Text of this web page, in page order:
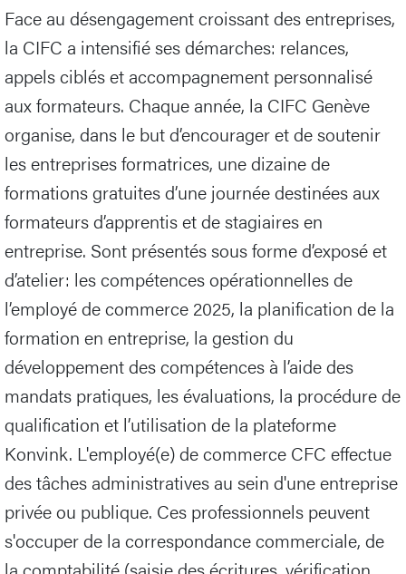
Face au désengagement croissant des entreprises,
la CIFC a intensifié ses démarches: relances,
appels ciblés et accompagnement personnalisé
aux formateurs. Chaque année, la CIFC Genève
organise, dans le but d’encourager et de soutenir
les entreprises formatrices, une dizaine de
formations gratuites d’une journée destinées aux
formateurs d’apprentis et de stagiaires en
entreprise. Sont présentés sous forme d’exposé et
d’atelier: les compétences opérationnelles de
l’employé de commerce 2025, la planification de la
formation en entreprise, la gestion du
développement des compétences à l’aide des
mandats pratiques, les évaluations, la procédure de
qualification et l’utilisation de la plateforme
Konvink. L'employé(e) de commerce CFC effectue
des tâches administratives au sein d'une entreprise
privée ou publique. Ces professionnels peuvent
s'occuper de la correspondance commerciale, de